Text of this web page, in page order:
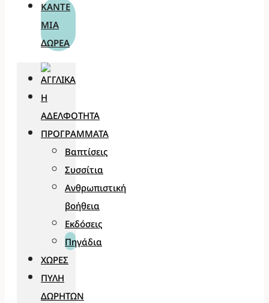
ΚΆΝΤΕ
ΜΊΑ
ΔΩΡΕΆ
Η
ΑΔΕΛΦΌΤΗΤΑ
ΠΡΟΓΡΆΜΜΑΤΑ
Βαπτίσεις
Συσσίτια
Ανθρωπιστική
βοήθεια
Εκδόσεις
Πηγάδια
ΧΏΡΕΣ
ΠΎΛΗ
ΔΩΡΗΤΏΝ